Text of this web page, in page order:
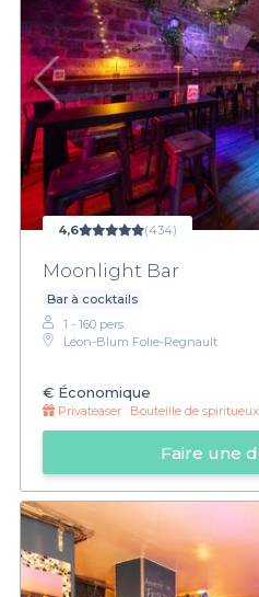
4,6 (434)
Moonlight Bar
Bar à cocktails
1 - 160 pers.
Léon-Blum Folie-Regnault
€ Économique
Privateaser : Bouteille de spiritueux + 2
Faire une